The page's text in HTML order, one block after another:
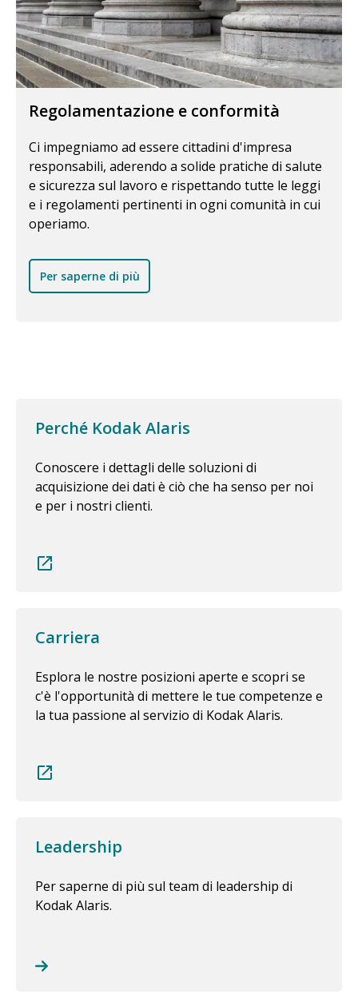
Regolamentazione e conformità
Ci impegniamo ad essere cittadini d'impresa
responsabili, aderendo a solide pratiche di salute
e sicurezza sul lavoro e rispettando tutte le leggi
e i regolamenti pertinenti in ogni comunità in cui
operiamo.
Per saperne di più
Perché Kodak Alaris
Conoscere i dettagli delle soluzioni di
acquisizione dei dati è ciò che ha senso per noi
e per i nostri clienti.
Carriera
Esplora le nostre posizioni aperte e scopri se
c'è l'opportunità di mettere le tue competenze e
la tua passione al servizio di Kodak Alaris.
Leadership
Per saperne di più sul team di leadership di
Kodak Alaris.